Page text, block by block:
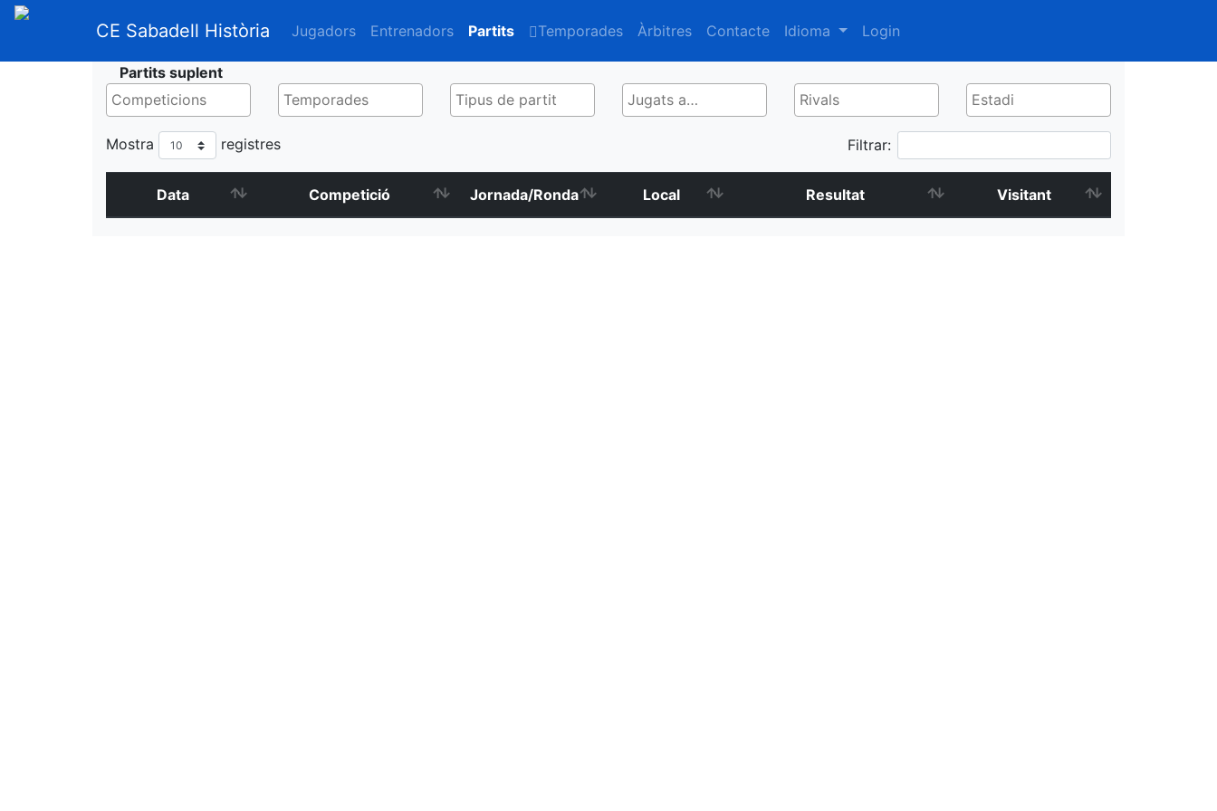
CE Sabadell Història Jugadors Entrenadors Partits Temporades Àrbitres Contacte Idioma Login
Partits suplent
Mostra registres Filtrar:
Data Competició Jornada/Ronda Local Resultat Visitant